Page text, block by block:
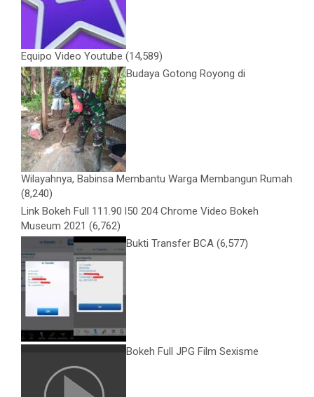
Equipo Video Youtube (14,589)
Budaya Gotong Royong di
Wilayahnya, Babinsa Membantu Warga Membangun Rumah
(8,240)
Link Bokeh Full 111.90 l50 204 Chrome Video Bokeh
Museum 2021 (6,762)
Bukti Transfer BCA (6,577)
Bokeh Full JPG Film Sexisme